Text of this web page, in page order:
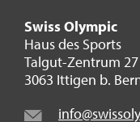
Swiss Olym­pic
Haus des Sports
Tal­gut-Zen­trum 27
3063 It­ti­gen b.